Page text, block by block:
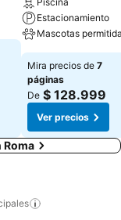
Estacionamiento
Mascotas
Mira precios de 7
páginas
De $ 128.999
Ver precios
Roma